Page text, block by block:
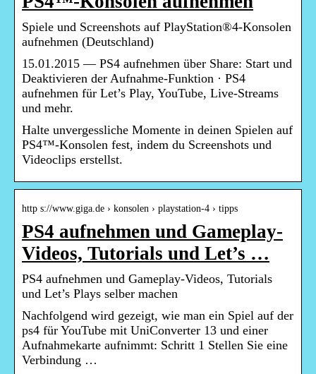
Spiele und Screenshots auf PlayStation®4-Konsolen
aufnehmen (Deutschland)
15.01.2015 — PS4 aufnehmen über Share: Start und
Deaktivieren der Aufnahme-Funktion · PS4
aufnehmen für Let’s Play, YouTube, Live-Streams
und mehr.
Halte unvergessliche Momente in deinen Spielen auf
PS4™-Konsolen fest, indem du Screenshots und
Videoclips erstellst.
http s://www.giga.de › konsolen › playstation-4 › tipps
PS4 aufnehmen und Gameplay-
Videos, Tutorials und Let’s …
PS4 aufnehmen und Gameplay-Videos, Tutorials
und Let’s Plays selber machen
Nachfolgend wird gezeigt, wie man ein Spiel auf der
ps4 für YouTube mit UniConverter 13 und einer
Aufnahmekarte aufnimmt: Schritt 1 Stellen Sie eine
Verbindung …